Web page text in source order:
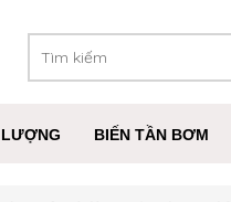
BIẾN TẦN BƠM